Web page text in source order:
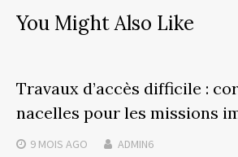
You Might Also Like
Travaux d’accès difficile :
nacelles pour les missions
9 MOIS AGO ADMIN6